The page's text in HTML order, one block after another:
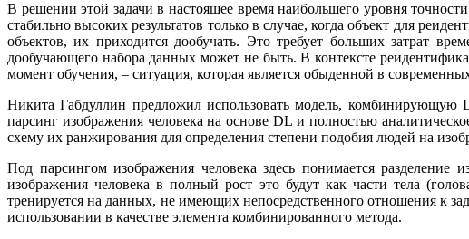
В решении этой задачи в настоящее время наибольшего уровня
стабильно высоких результатов только в случае, когда объект для
объектов, их приходится дообучать. Это требует больших затрат
дообучающего набора данных может не быть. В контексте
момент обучения, – ситуация, которая является обыденной в
Никита Габдуллин предложил использовать модель, комбинирующую
парсинг изображения человека на основе DL и полностью
схему их ранжирования для определения степени подобия людей на
Под парсингом изображения человека здесь понимается
изображения человека в полный рост это будут как части тела
тренируется на данных, не имеющих непосредственного отношения к
использовании в качестве элемента комбинированного метода.